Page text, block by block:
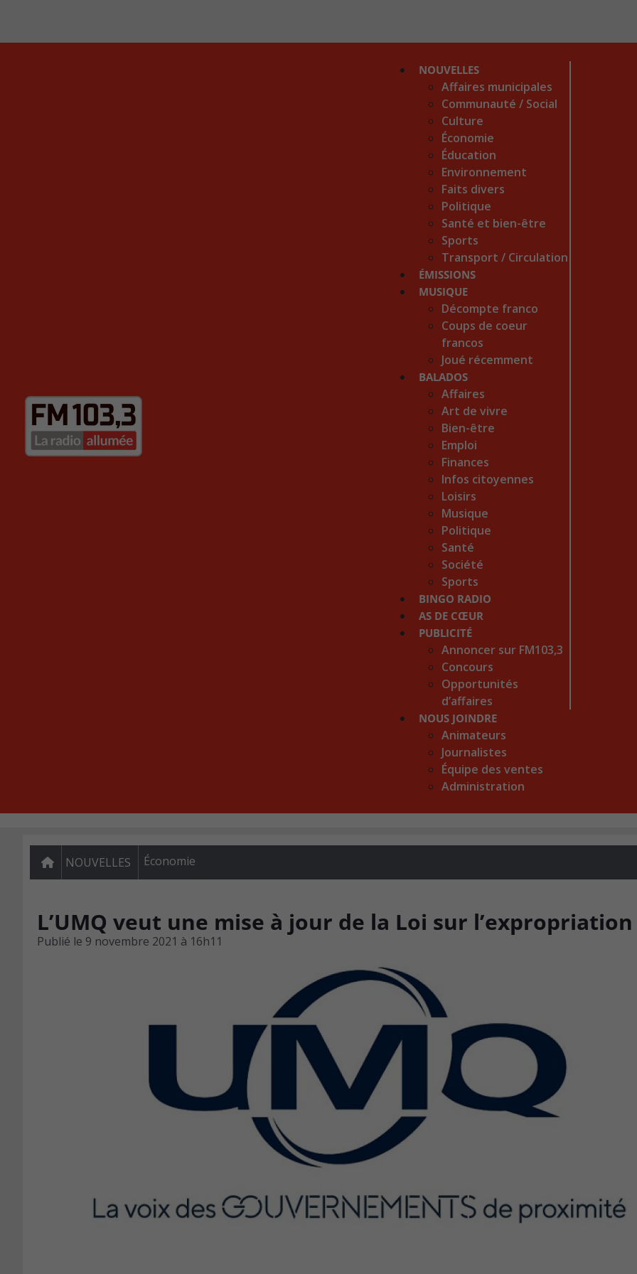
NOUVELLES
Affaires municipales
Communauté / Social
Culture
Économie
Éducation
Environnement
Faits divers
Politique
Santé et bien-être
Sports
Transport / Circulation
ÉMISSIONS
MUSIQUE
Décompte franco
Coups de coeur
francos
Joué récemment
BALADOS
Affaires
Art de vivre
Bien-être
Emploi
Finances
Infos citoyennes
Loisirs
Musique
Politique
Santé
Société
Sports
BINGO RADIO
AS DE CŒUR
PUBLICITÉ
Annoncer sur FM103,3
Concours
Opportunités
d’affaires
NOUS JOINDRE
Animateurs
Journalistes
Équipe des ventes
Administration
NOUVELLES Économie
L’UMQ veut une mise à jour de la Loi sur l’expropriation
Publié le 9 novembre 2021 à 16h11